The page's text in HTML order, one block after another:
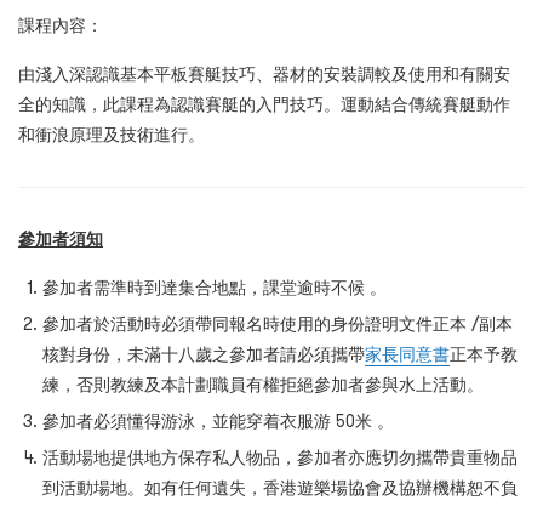
課程內容：
由淺入深認識基本平板賽艇技巧、器材的安裝調較及使用和有關安
全的知識，此課程為認識賽艇的入門技巧。運動結合傳統賽艇動作
和衝浪原理及技術進行。
參加者須知
參加者需準時到達集合地點，課堂逾時不候 。
參加者於活動時必須帶同報名時使用的身份證明文件正本 /副本
核對身份，未滿十八歲之參加者請必須攜帶家長同意書正本予教
練，否則教練及本計劃職員有權拒絕參加者參與水上活動。
參加者必須懂得游泳，並能穿着衣服游 50米 。
活動場地提供地方保存私人物品，參加者亦應切勿攜帶貴重物品
到活動場地。如有任何遺失，香港遊樂場協會及協辦機構恕不負